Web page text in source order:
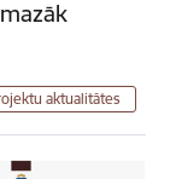
aktualitātes